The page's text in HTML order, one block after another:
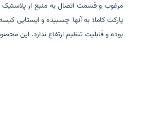
بوده و قابلیت تنظیم ارتفاع ندارد. این